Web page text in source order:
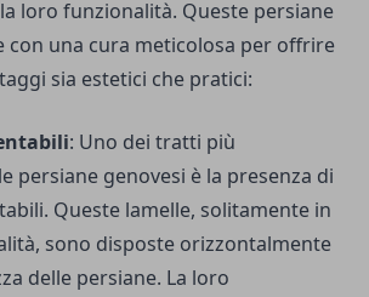
loro funzionalità. Queste persiane
con una cura meticolosa per offrire
sia estetici che pratici:
: Uno dei tratti più
persiane genovesi è la presenza di
Queste lamelle, solitamente in
sono disposte orizzontalmente
delle persiane. La loro